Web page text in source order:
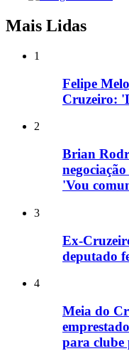
Mais Lidas
1
Felipe
Cruzeiro:
2
Brian
'Vou
3
Ex-
deputado
4
Meia do
para clube